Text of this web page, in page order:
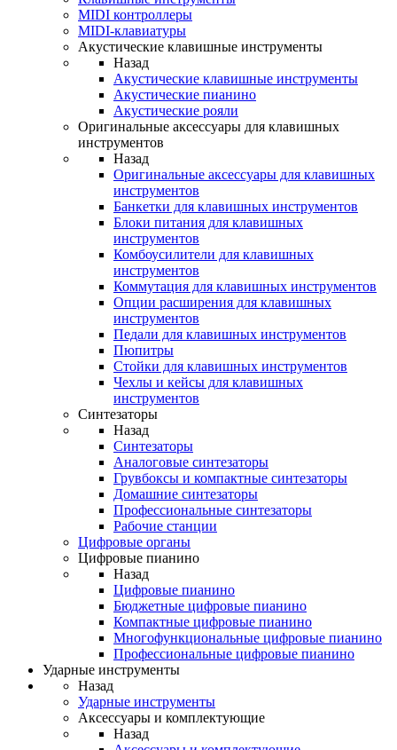
MIDI контроллеры
MIDI-клавиатуры
Акустические клавишные инструменты
Назад
Акустические клавишные инструменты
Акустические пианино
Акустические рояли
Оригинальные аксессуары для клавишных
инструментов
Назад
Оригинальные аксессуары для клавишных
инструментов
Банкетки для клавишных инструментов
Блоки питания для клавишных
инструментов
Комбоусилители для клавишных
инструментов
Коммутация для клавишных инструментов
Опции расширения для клавишных
инструментов
Педали для клавишных инструментов
Пюпитры
Стойки для клавишных инструментов
Чехлы и кейсы для клавишных
инструментов
Синтезаторы
Назад
Синтезаторы
Аналоговые синтезаторы
Грувбоксы и компактные синтезаторы
Домашние синтезаторы
Профессиональные синтезаторы
Рабочие станции
Цифровые органы
Цифровые пианино
Назад
Цифровые пианино
Бюджетные цифровые пианино
Компактные цифровые пианино
Многофункциональные цифровые пианино
Профессиональные цифровые пианино
Ударные инструменты
Назад
Ударные инструменты
Аксессуары и комплектующие
Назад